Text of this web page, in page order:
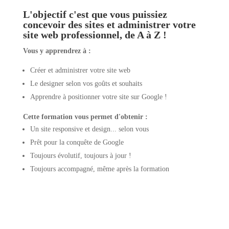
L'objectif c'est que vous puissiez
concevoir des sites et administrer votre
site web professionnel, de A à Z !
Vous y apprendrez à :
Créer et administrer votre site web
Le designer selon vos goûts et souhaits
Apprendre à positionner votre site sur Google !
Cette formation vous permet d'obtenir :
Un site responsive et design... selon vous
Prêt pour la conquête de Google
Toujours évolutif, toujours à jour !
Toujours accompagné, même après la formation